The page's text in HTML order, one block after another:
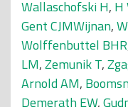
Wallaschofski H, H
Gent CJMWijnan,
Wolffenbuttel BHR
LM,Zemunik T,
Arnold AM,
Demerath EW,